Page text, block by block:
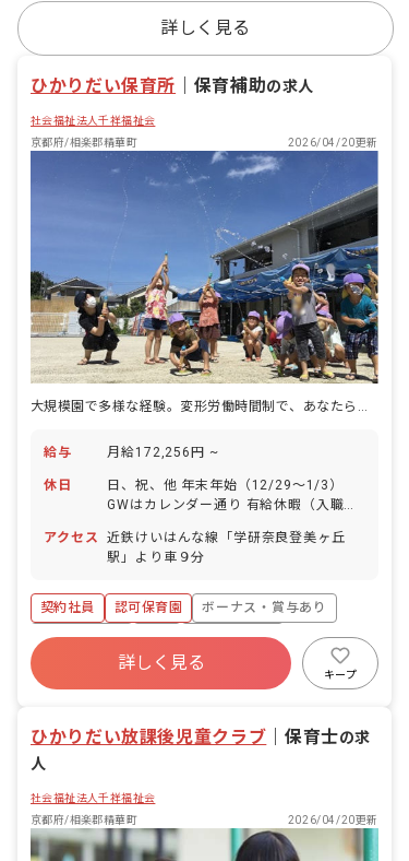
詳しく見る
ひかりだい保育所 保育補助の求人
社会福祉法人千祥福祉会
京都府/相楽郡精華町
2026/04/20更新
大規模園で多様な経験。変形労働時間制で、あなたらしい働き方を実現。
給与 月給172,256円 ~
休日
日、祝、他 年末年始（12/29～1/3）
GWはカレンダー通り 有給休暇（入職よ
得実績あり
アクセス
近鉄けいはんな線「学研奈良登美ヶ丘
駅」より車９分
契約社員 認可保育園
ボーナス・賞与あり
社会保険完備
有給
産休育休制度
社会福祉法人
車通勤可
詳しく見る
キープ
ひかりだい放課後児童クラブ 保育士の求
人
社会福祉法人千祥福祉会
京都府/相楽郡精華町
2026/04/20更新